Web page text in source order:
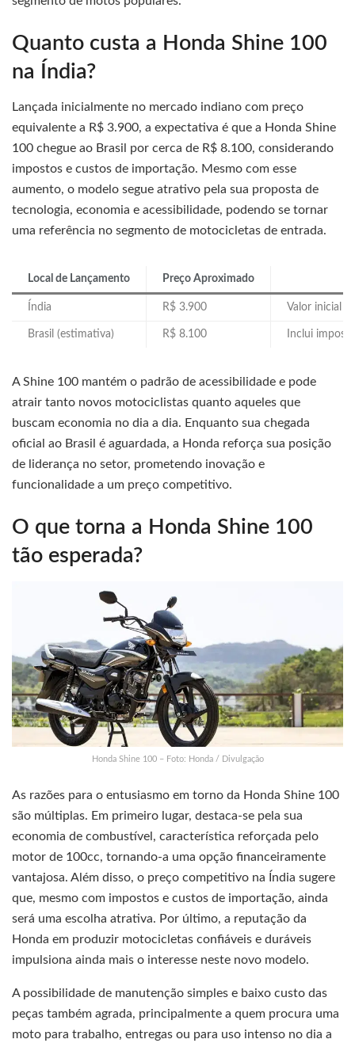
Quanto custa a Honda Shine 100
na Índia?
Lançada inicialmente no mercado indiano com preço
equivalente a R$ 3.900, a expectativa é que a Honda Shine
100 chegue ao Brasil por cerca de R$ 8.100, considerando
impostos e custos de importação. Mesmo com esse
aumento, o modelo segue atrativo pela sua proposta de
tecnologia, economia e acessibilidade, podendo se tornar
uma referência no segmento de motocicletas de entrada.
Local de Lançamento Preço Aproximado
Índia R$ 3.900 Valor inicial
Brasil (estimativa) R$ 8.100 Inclui
A Shine 100 mantém o padrão de acessibilidade e pode
atrair tanto novos motociclistas quanto aqueles que
buscam economia no dia a dia. Enquanto sua chegada
oficial ao Brasil é aguardada, a Honda reforça sua posição
de liderança no setor, prometendo inovação e
funcionalidade a um preço competitivo.
O que torna a Honda Shine 100
tão esperada?
Honda Shine 100 – Foto: Honda / Divulgação
As razões para o entusiasmo em torno da Honda Shine 100
são múltiplas. Em primeiro lugar, destaca-se pela sua
economia de combustível, característica reforçada pelo
motor de 100cc, tornando-a uma opção financeiramente
vantajosa. Além disso, o preço competitivo na Índia sugere
que, mesmo com impostos e custos de importação, ainda
será uma escolha atrativa. Por último, a reputação da
Honda em produzir motocicletas confiáveis e duráveis
impulsiona ainda mais o interesse neste novo modelo.
A possibilidade de manutenção simples e baixo custo das
peças também agrada, principalmente a quem procura uma
moto para trabalho, entregas ou para uso intenso no dia a